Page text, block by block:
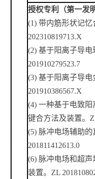
授权专利（第一发
(1)带内筋形状记
202310819713.X
(2)基于阳离子导电
201910279523.7
(3)基于阳离子导
201910386567.X
(4)一种基于电致
键合方法及装置。
(5) 脉冲电场辅助
201811412613.0
(6) 脉冲电场和超
装置。ZL